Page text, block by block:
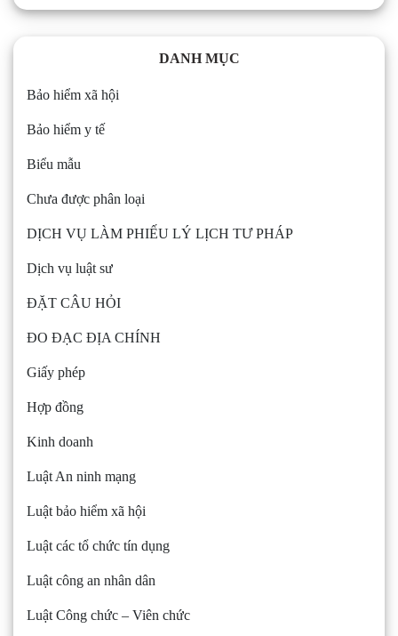
DANH MỤC
Bảo hiểm xã hội
Bảo hiểm y tế
Biểu mẫu
Chưa được phân loại
DỊCH VỤ LÀM PHIẾU LÝ LỊCH TƯ PHÁP
Dịch vụ luật sư
ĐẶT CÂU HỎI
ĐO ĐẠC ĐỊA CHÍNH
Giấy phép
Hợp đồng
Kinh doanh
Luật An ninh mạng
Luật bảo hiểm xã hội
Luật các tổ chức tín dụng
Luật công an nhân dân
Luật Công chức – Viên chức